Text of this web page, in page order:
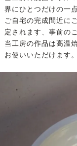
界にひとつだけの一
ご自宅の完成間近に
定されます、事前の
当工房の作品は高温
お使いいただけます。